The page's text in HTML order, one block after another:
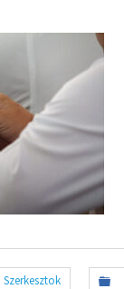
Szerkesztok